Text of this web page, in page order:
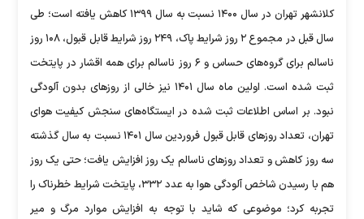
کلانشهر تهران در سال ۱۴۰۰ نسبت به سال ۱۳۹۹ کاهش یافته است؛ طی
سال قبل در مجموع ۲ روز شرایط پاک، ۲۴۹ روز شرایط قابل قبول، ۱۰۸ روز
ناسالم برای گروه‌های حساس و ۶ روز ناسالم برای همه اقشار در پایتخت
ثبت شده است. اولین ماه سال ۱۴۰۱ نیز خالی از روز‌های بدون آلودگی
نبود. بر اساس اطلاعات ثبت شده در ایستگاه‌های سنجش کیفیت هوای
تهران، تعداد روز‌های قابل قبول فروردین سال ۱۴۰۱ نسبت به سال گذشته
سه روز کاهش و تعداد روز‌های ناسالم یک روز افزایش یافت؛ حتی یک روز
هم با رسیدن شاخص آلودگی هوا به عدد ۳۳۲، پایتخت شرایط خطرناک را
تجربه کرد؛ موضوعی که شاید با توجه به افزایش موارد مرگ و میر